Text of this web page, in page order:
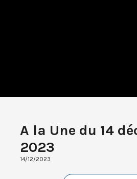
A la Une du 14
2023
14/12/2023